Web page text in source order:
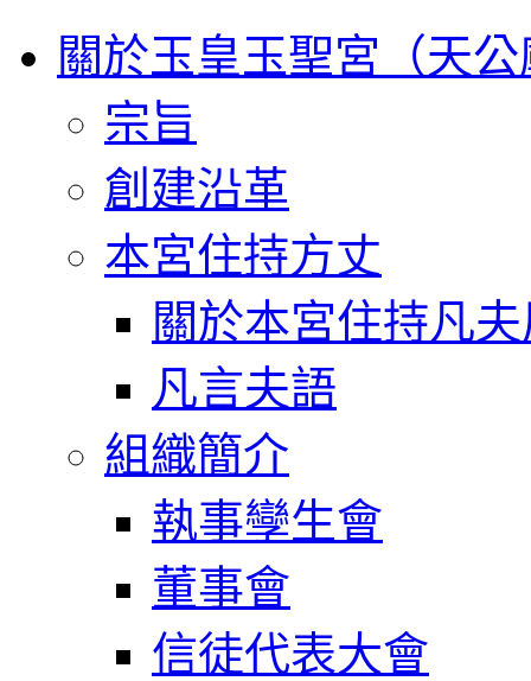
關於玉皇玉聖宮（天
宗旨
創建沿革
本宮住持方丈
關於本宮住持凡
凡言夫語
組織簡介
執事孿生會
董事會
信徒代表大會